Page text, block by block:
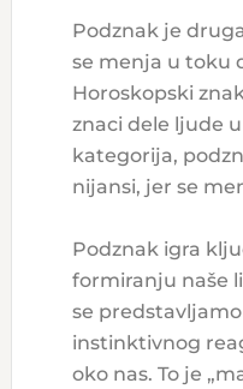
Podznak je
se menja u toku
Horoskopski
znaci dele ljude
kategorija,
nijansi, jer se
Podznak igra
formiranju naše
se
instinktivnog
oko nas. To je